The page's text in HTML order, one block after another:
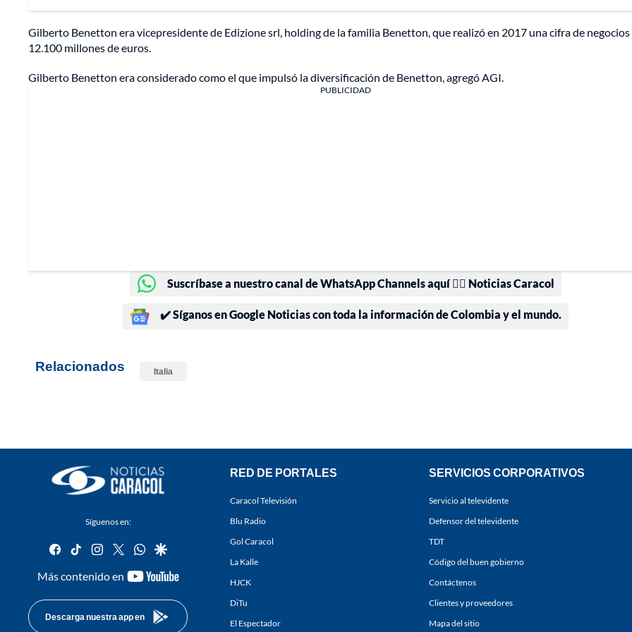
Gilberto Benetton era vicepresidente de Edizione srl, holding de la familia Benetton, que realizó en 2017 una cifra de negocios
12.100 millones de euros.
Gilberto Benetton era considerado como el que impulsó la diversificación de Benetton, agregó AGI.
PUBLICIDAD
Suscríbase a nuestro canal de WhatsApp Channels aquí 👉🏻 Noticias Caracol
✔️ Síganos en Google Noticias con toda la información de Colombia y el mundo.
Relacionados Italia
Síguenos en:
facebook
tiktok instagram
twitterwhatsapp
google
Más contenido en
youtube-
Descarga nuestra app en
RED DE PORTALES
Caracol Televisión
Blu Radio
Gol Caracol
La Kalle
HJCK
DiTu
El Espectador
SERVICIOS CORPORATIVOS
Servicio al televidente
Defensor del televidente
TDT
Código del buen gobierno
Contáctenos
Clientes y proveedores
Mapa del sitio